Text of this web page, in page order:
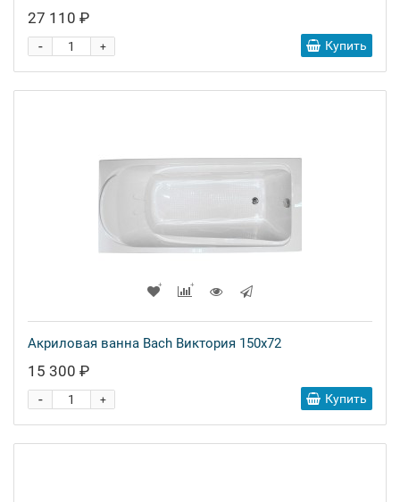
27 110 ₽
+
- Купить
Акриловая ванна Bach Виктория 150x72
15 300 ₽
+
- Купить